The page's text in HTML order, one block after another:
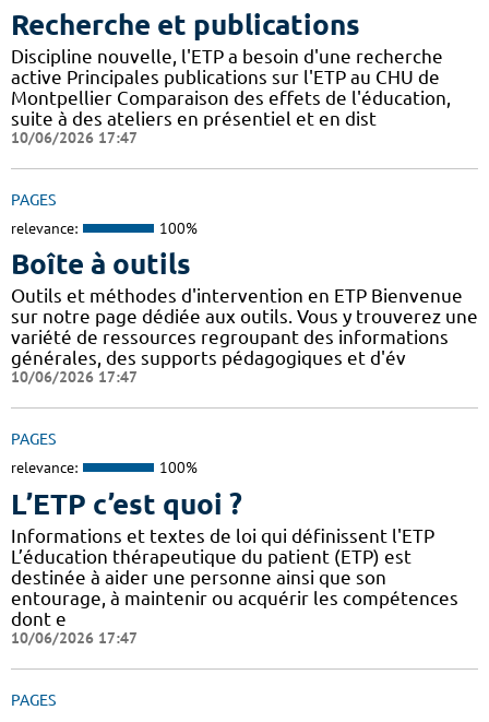
Recherche et publications
Discipline nouvelle, l'ETP a besoin d'une recherche
active Principales publications sur l'ETP au CHU de
Montpellier Comparaison des effets de l'éducation,
suite à des ateliers en présentiel et en dist
10/06/2026 17:47
PAGES
relevance: 100%
Boîte à outils
Outils et méthodes d'intervention en ETP Bienvenue
sur notre page dédiée aux outils. Vous y trouverez une
variété de ressources regroupant des informations
générales, des supports pédagogiques et d'év
10/06/2026 17:47
PAGES
relevance: 100%
L’ETP c’est quoi ?
Informations et textes de loi qui définissent l'ETP
L’éducation thérapeutique du patient (ETP) est
destinée à aider une personne ainsi que son
entourage, à maintenir ou acquérir les compétences
dont e
10/06/2026 17:47
PAGES